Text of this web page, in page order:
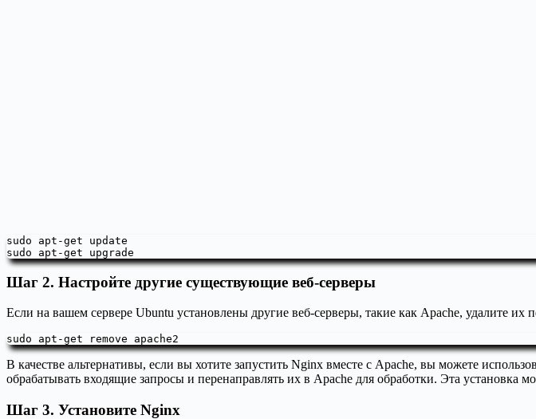
sudo apt-get update
sudo apt-get upgrade
Шаг 2. Настройте другие существующие веб-серверы
Если на вашем сервере Ubuntu установлены другие веб-серверы, такие как Apache, удалите
sudo apt-get remove apache2
В качестве альтернативы, если вы хотите запустить Nginx вместе с Apache, вы можете
обрабатывать входящие запросы и перенаправлять их в Apache для обработки. Эта установка
Шаг 3. Установите Nginx